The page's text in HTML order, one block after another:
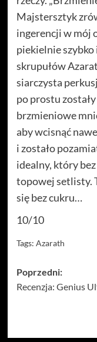
Majstersztyk
ingerencji w mój
piekielnie szybko
skrupułów
siarczysta
po prostu
brzmieniowe
aby wcisnąć
i zostało
idealny, który
topowej setlisty.
się bez cukru…
10/10
Tags: Azarath
Zobacz
wpisy
Poprzedni:
Recenzja: Genius